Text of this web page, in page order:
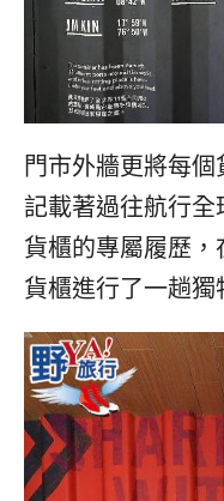
門市外牆更將每個
記載著過往航行
貨櫃的專屬履歷
貨櫃進行了一趟獨